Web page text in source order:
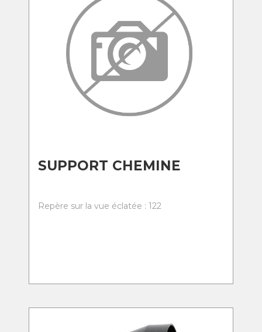
SUPPORT CHEMINE
Repère sur la vue éclatée : 122